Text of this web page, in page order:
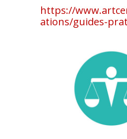
https://
ations/guides-